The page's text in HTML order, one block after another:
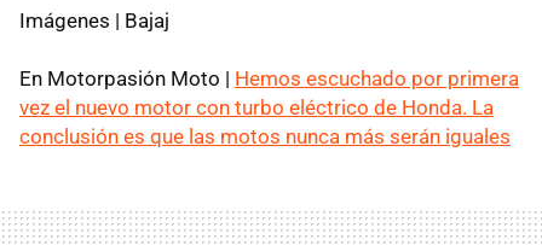
Imágenes | Bajaj
En Motorpasión Moto | Hemos escuchado por primera
vez el nuevo motor con turbo eléctrico de Honda. La
conclusión es que las motos nunca más serán iguales